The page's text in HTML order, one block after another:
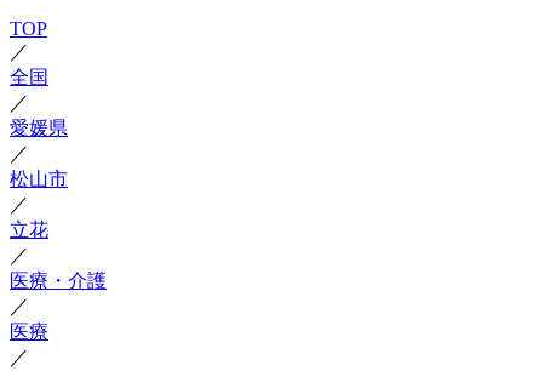
TOP
／
全国
／
愛媛県
／
松山市
／
立花
／
医療・介護
／
医療
／